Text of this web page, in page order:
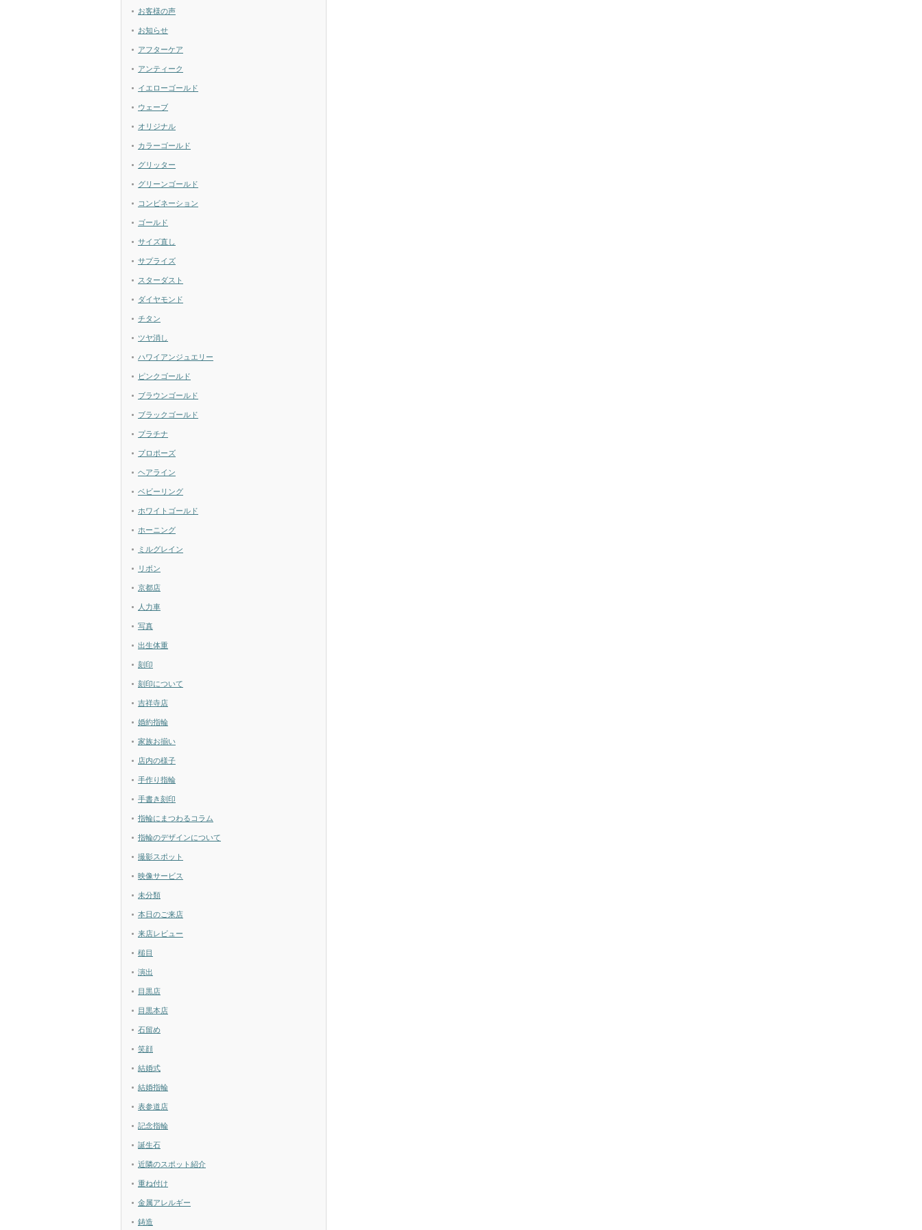
お客様の声
お知らせ
アフターケア
アンティーク
イエローゴールド
ウェーブ
オリジナル
カラーゴールド
グリッター
グリーンゴールド
コンビネーション
ゴールド
サイズ直し
サプライズ
スターダスト
ダイヤモンド
チタン
ツヤ消し
ハワイアンジュエリー
ピンクゴールド
ブラウンゴールド
ブラックゴールド
プラチナ
プロポーズ
ヘアライン
ベビーリング
ホワイトゴールド
ホーニング
ミルグレイン
リボン
京都店
人力車
写真
出生体重
刻印
刻印について
吉祥寺店
婚約指輪
家族お揃い
店内の様子
手作り指輪
手書き刻印
指輪にまつわるコラム
指輪のデザインについて
撮影スポット
映像サービス
未分類
本日のご来店
来店レビュー
槌目
演出
目黒店
目黒本店
石留め
笑顔
結婚式
結婚指輪
表参道店
記念指輪
誕生石
近隣のスポット紹介
重ね付け
金属アレルギー
鋳造